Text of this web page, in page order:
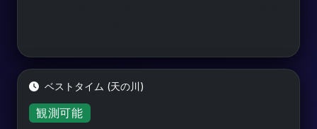
ベストタイム (天の川)
観測可能